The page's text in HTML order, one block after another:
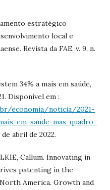
estratégico
local e
Revista da FAE, v. 9, n.
34% a mais em saúde,
Disponível em :
economia/noticia/2021-
em-saude-mas-quadro-
abril de 2022.
Callum. Innovating in
patenting in the
America. Growth and